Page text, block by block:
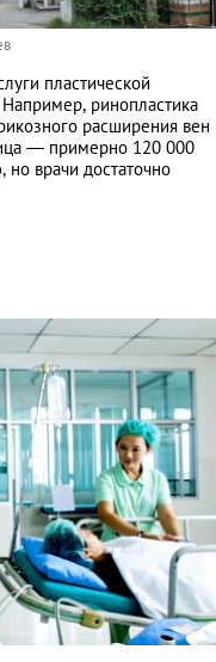
пластической
ринопластика
расширения вен
— примерно 120 000
врачи достаточно